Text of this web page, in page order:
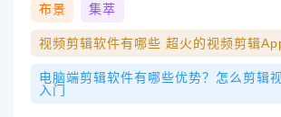
布景 集萃
视频剪辑软件有哪些 超火的视频剪辑
电脑端剪辑软件有哪些优势？怎么剪辑
入门